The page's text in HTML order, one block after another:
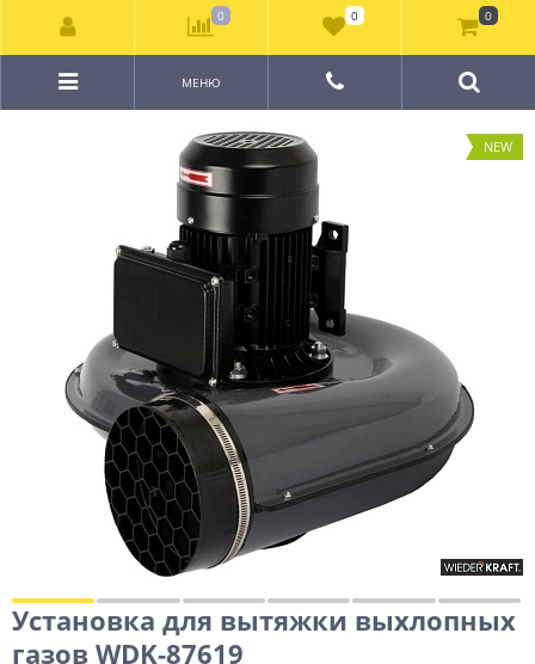
МЕНЮ
NEW
Установка для вытяжки выхлопных
газов WDK-87619
0 0 0